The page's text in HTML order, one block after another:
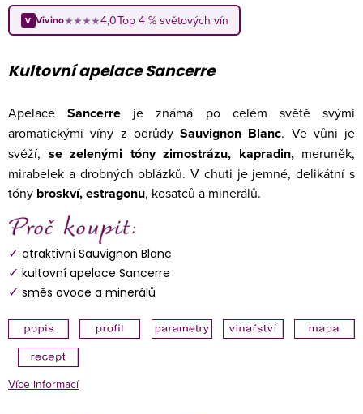
V Vivino★★★★4,0Top 4 % světových vín
Kultovní apelace Sancerre
ApelaceSancerre je známá po celém světě svými
aromatickými víny z odrůdy Sauvignon Blanc. Ve vůni je
svěží, se zelenými tóny zimostrázu, kapradin,meruněk,
mirabelek a drobných oblázků. V chuti je jemné, delikátní s
tóny broskví, estragonu, kosatců a minerálů.
✓ atraktivní Sauvignon Blanc
✓ kultovní apelace Sancerre
✓ směs ovoce a minerálů
Více informací